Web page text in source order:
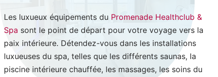
Les luxueux équipements du Promenade Healthclub &
Spa sont le point de départ pour votre voyage vers la
paix intérieure. Détendez-vous dans les installations
luxueuses du spa, telles que les différents saunas, la
piscine intérieure chauffée, les massages, les soins du